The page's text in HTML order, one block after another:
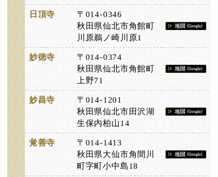
日頂寺
〒014-0346
秋田県仙北市角館町
川原鵜ノ崎川原1
妙徳寺
〒014-0374
秋田県仙北市角館町
上野71
妙昌寺
〒014-1201
秋田県仙北市田沢湖
生保内柏山14
覚善寺
〒014-1413
秋田県大仙市角間川
町字町小中島18